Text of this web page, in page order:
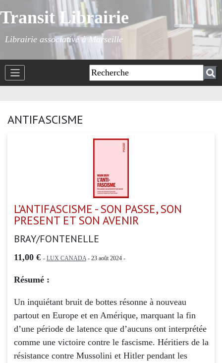
Transit Librairie
Librairie associative à Marseille
ANTIFASCISME
L’ANTIFASCISME - SON PASSE, SON
PRESENT ET SON AVENIR
BRAY/FONTENELLE
11,00 € - LUX CANADA- 23 août 2024 -
Résumé :
Un inquiétant bruit de bottes résonne à nouveau
partout en Europe et en Amérique, marquant la fin
d’une période de latence que d’aucuns ont interprétée
comme une victoire contre le fascisme. Héritiers de la
résistance contre Mussolini et Hitler pendant les